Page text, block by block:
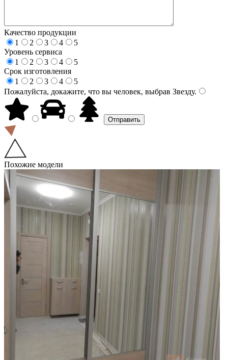
Качество продукции
1
2 3 4
5
Уровень сервиса
1
2 3 4
5
Срок изготовления
1
2 3 4
5
Пожалуйста, докажите, что вы человек, выбрав Звезду.
Похожие модели